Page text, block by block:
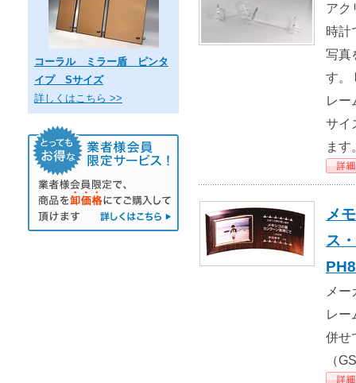
コーラル ミラー盾 ピンタ
イプ Sサイズ
詳しくはこちら >>
アク
時計
写真
す。
レー
サイ
ます
メ
ス
メ
レー
併せ
（